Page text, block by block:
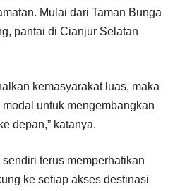
Mulai dari Taman Bunga
pantai di Cianjur Selatan
kemasyarakat luas, maka
untuk mengembangkan
depan,” katanya.
terus memperhatikan
ke setiap akses destinasi